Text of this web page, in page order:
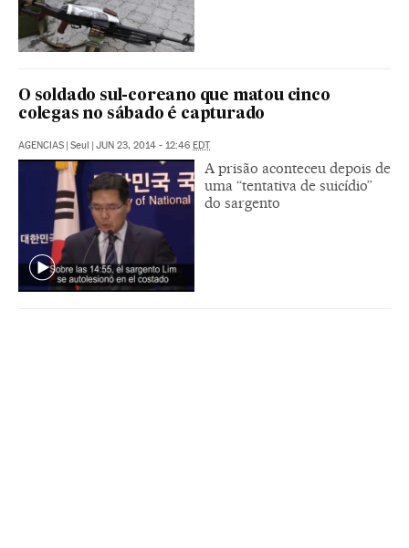
O soldado sul-coreano que matou cinco
colegas no sábado é capturado
AGENCIAS | Seul | JUN 23, 2014 - 12:46 EDT
A prisão aconteceu depois de
uma “tentativa de suicídio”
do sargento